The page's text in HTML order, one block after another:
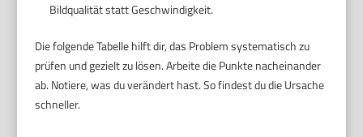
Bildqualität statt Geschwindigkeit.
Die folgende Tabelle hilft dir, das Problem systematisch zu
prüfen und gezielt zu lösen. Arbeite die Punkte nacheinander
ab. Notiere, was du verändert hast. So findest du die Ursache
schneller.